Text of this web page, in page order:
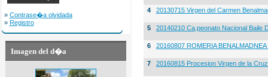
» Contrase�a olvidada
» Registro
Imagen del d�a
4 20130715 Virgen del Carmen
5 20140210 Ca,peonato Nacional Baile
6 20160807 ROMERIA
7 20160815 Procesion Virgen de la